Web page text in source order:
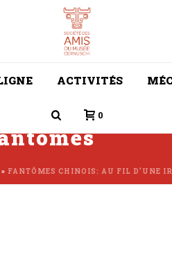
ACTIVITÉS
0
» FANTÔMES CHINOIS: AU FIL D’UNE